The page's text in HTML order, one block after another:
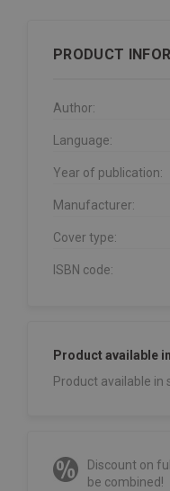
PRODUCT
Author:
Language:
Year of publication:
Manufacturer:
Cover type:
ISBN code:
Product available
Product available in
Discount on
be combined!